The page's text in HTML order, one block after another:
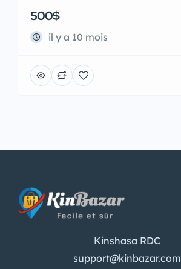
500$
il y a 10 mois
Kinshasa RDC
support@kinbazar.com